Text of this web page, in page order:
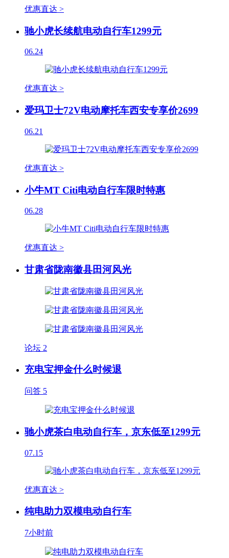
优惠直达 >
驰小虎长续航电动自行车1299元
06.24
优惠直达 >
爱玛卫士72V电动摩托车西安专享价2699
06.21
优惠直达 >
小牛MT Citi电动自行车限时特惠
06.28
优惠直达 >
甘肃省陇南徽县田河风光
论坛 2
充电宝押金什么时候退
问答 5
驰小虎茶白电动自行车，京东低至1299元
07.15
优惠直达 >
纯电助力双模电动自行车
7小时前